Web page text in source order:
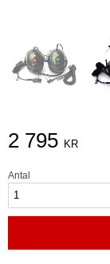
2 795 KR
Antal